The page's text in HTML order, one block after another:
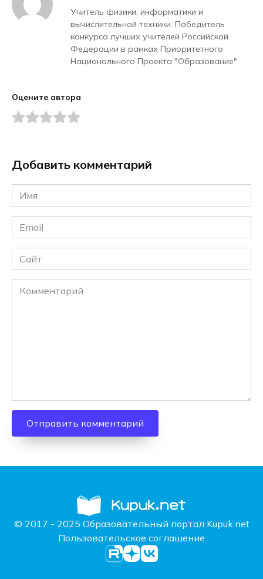
Учитель физики, информатики и
вычислительной техники. Победитель
конкурса лучших учителей Российской
Федерации в рамках Приоритетного
Национального Проекта "Образование".
Оцените автора
Добавить комментарий
Имя
*
Email
*
Сайт
Комментарий
© 2017 - 2025 Образовательный портал Kupuk.net
Пользовательское соглашение